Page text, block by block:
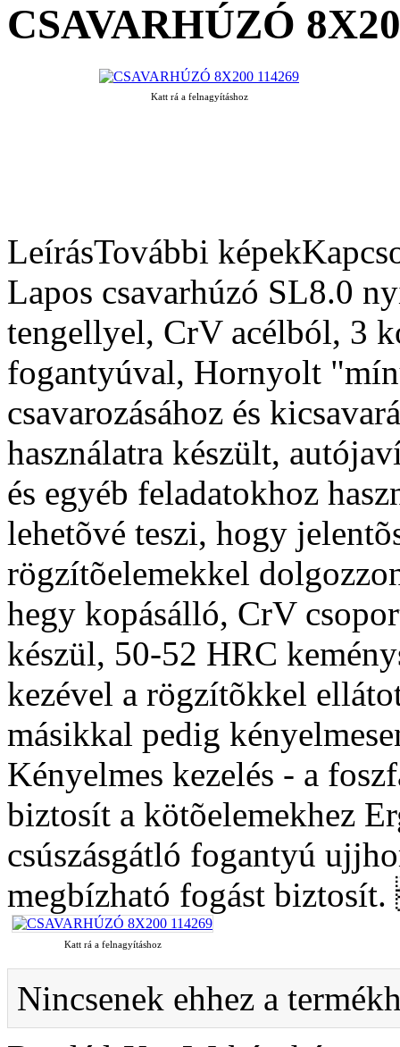
CSAVARHÚZÓ
Katt rá a felnagyításhoz
LeírásTovábbi képek
Lapos csavarhúzó SL8.0
tengellyel, CrV acélból, 3
fogantyúval, Hornyolt
csavarozásához és
használatra készült,
és egyéb feladatokhoz
lehetõvé teszi, hogy
rögzítõelemekkel
hegy kopásálló, CrV
készül, 50-52 HRC
kezével a rögzítõkkel
másikkal pedig
Kényelmes kezelés - a
biztosít a kötõelemekhez
csúszásgátló fogantyú
megbízható fogást
Katt rá a felnagyításhoz
Nincsenek ehhez a